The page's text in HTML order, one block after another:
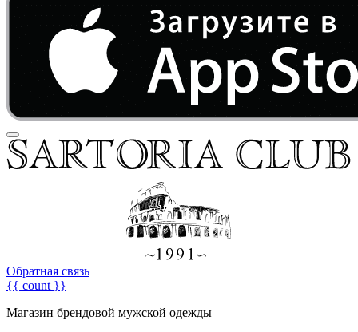
Обратная связь
{{ count }}
Магазин брендовой мужской одежды